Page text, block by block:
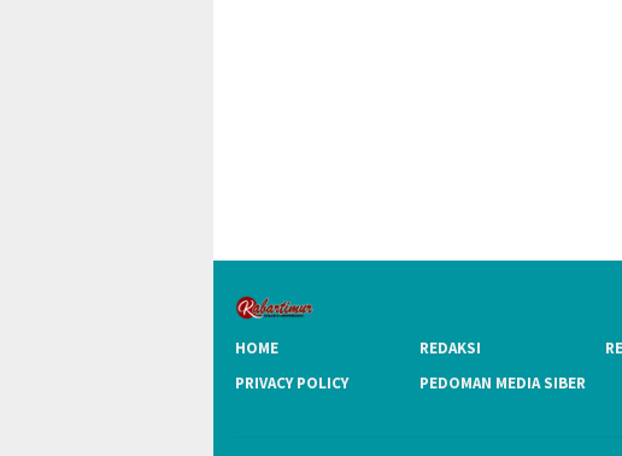
HOME REDAKSI
PRIVACY POLICY
PEDOMAN MEDIA SIBER